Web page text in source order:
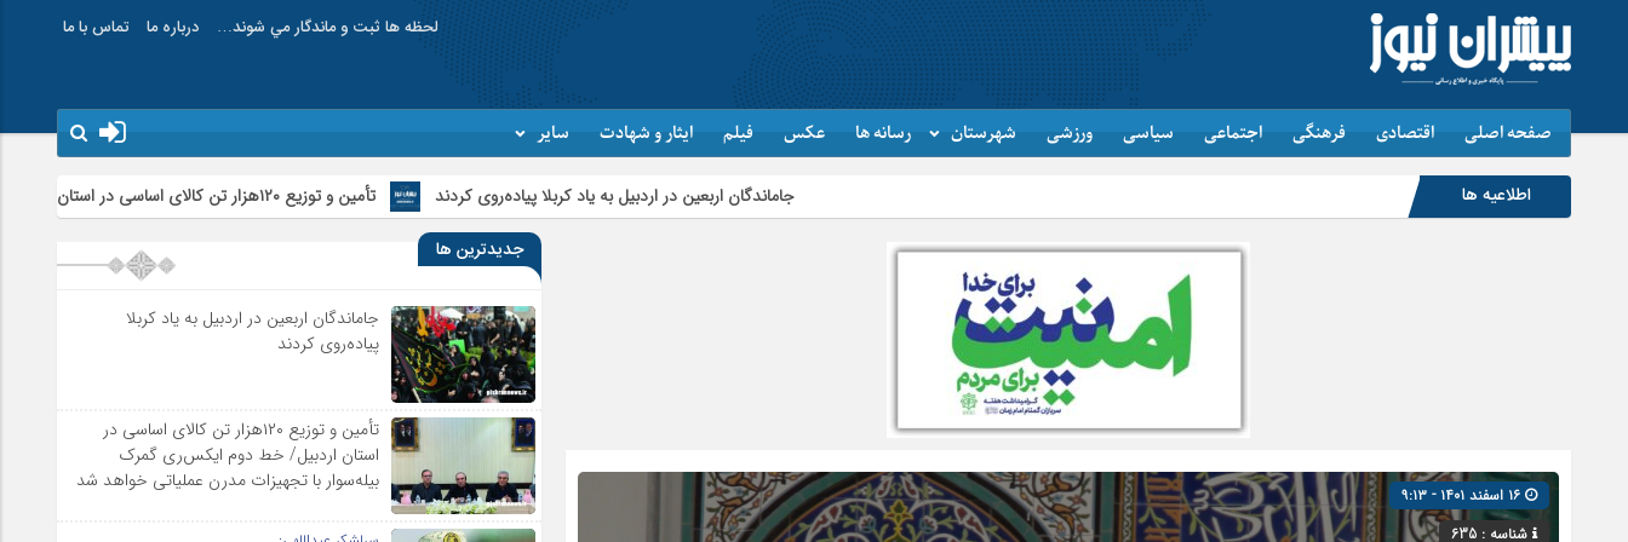
لحظه ها ثبت و ماندگار مي شوند… درباره ما تماس با ما
صفحه اصلی اقتصادی فرهنگی اجتماعی سیاسی ورزشی شهرستان رسانه ها عکس فیلم ایثار و شهادت سایر
اطلاعیه ها جاماندگان اربعین در اردبیل به یاد کربلا پیاده‌روی کردند تأمین و توزیع ۱۲۰هزار تن کالای اساسی در استان اردبیل/ خط دوم ایکس‌ری گمرک بیله‌سوار با تجهیزات مدرن عملیاتی خواهد شد
شناسه : 635
جدیدترین ها
جاماندگان اربعین در اردبیل به یاد کربلا
پیاده‌روی کردند
تأمین و توزیع ۱۲۰هزار تن کالای اساسی در
استان اردبیل/ خط دوم ایکس‌ری گمرک
بیله‌سوار با تجهیزات مدرن عملیاتی خواهد شد